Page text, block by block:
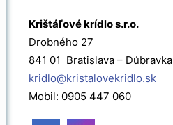
Krištáľové krídlo s.r.o.
Drobného 27
841 01 Bratislava – Dúbravka
kridlo@kristalovekridlo.sk
Mobil: 0905 447 060